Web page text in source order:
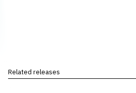
Related releases